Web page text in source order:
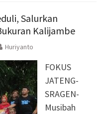
Salurkan
Kalijambe
Huriyanto
FOKUS
JATENG-
SRAGEN-
Musibah